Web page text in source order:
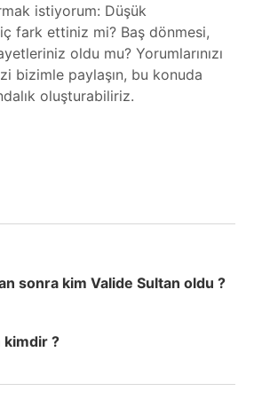
istiyorum: Düşük
fark ettiniz mi? Baş dönmesi,
oldu mu? Yorumlarınızı
bizimle paylaşın, bu konuda
oluşturabiliriz.
sonra kim Valide Sultan oldu ?
kimdir ?